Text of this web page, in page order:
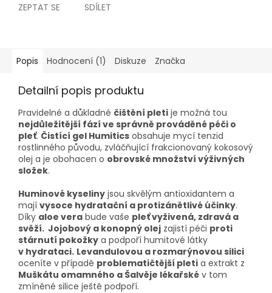
ZEPTAT SE SDÍLET
Popis Hodnocení (1) Diskuze Značka
Detailní popis produktu
Pravidelné a důkladné čištění pleti je možná tou
nejdůležitější fází ve správně prováděné péči o
pleť. Čistící gel Humitics obsahuje mycí tenzid
rostlinného původu, zvláčňující frakcionovaný kokosový
olej a je obohacen o obrovské množství výživných
složek.
Huminové kyseliny jsou skvělým antioxidantem a
mají vysoce hydratační a protizánětlivé účinky.
Díky aloe vera bude vaše pleť vyživená, zdravá a
svěží. Jojobový a konopný olej zajistí péči proti
stárnutí pokožky a podpoří humitové látky
v hydrataci. Levandulovou a rozmarýnovou silici
oceníte v případě problematičtější pleti a extrakt z
Muškátu omamného a Šalvěje lékařské v tom
zmíněné silice ještě podpoří.